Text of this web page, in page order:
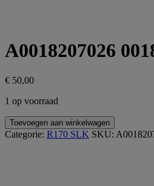
A0018207026
€ 50,00
1 op voorraad
A0018207026
0018207026
R170
Toevoegen aan winkelwagen
Categorie: R170 SLK SKU: